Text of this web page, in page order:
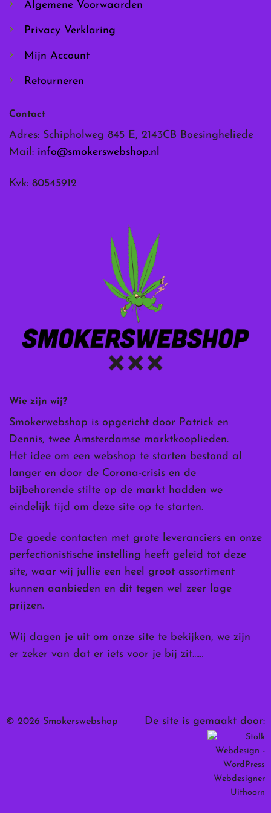
productpagina
Wie zijn wij?
Smokerwebshop is opgericht door Patrick en
Dennis, twee Amsterdamse marktkooplieden.
Het idee om een webshop te starten bestond al
langer en door de Corona-crisis en de
bijbehorende stilte op de markt hadden we
eindelijk tijd om deze site op te starten.
De goede contacten met grote leveranciers en onze
perfectionistische instelling heeft geleid tot deze
site, waar wij jullie een heel groot assortiment
kunnen aanbieden en dit tegen wel zeer lage
prijzen.
Wij dagen je uit om onze site te bekijken, we zijn
er zeker van dat er iets voor je bij zit……
Algemene Voorwaarden
Privacy Verklaring
Mijn Account
Retourneren
Contact
Adres: Schipholweg 845 E, 2143CB Boesingheliede
Mail: info@smokerswebshop.nl
Kvk: 80545912
© 2026 Smokerswebshop De site is gemaakt door: